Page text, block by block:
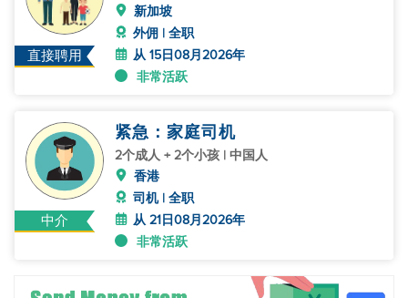
直接聘用
新加坡
外佣 | 全职
从 15日08月2026年
非常活跃
中介
紧急：家庭司机
2个成人 + 2个小孩 | 中国人
香港
司机 | 全职
从 21日08月2026年
非常活跃